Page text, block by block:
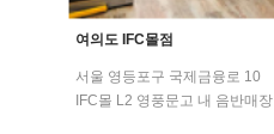
여의도 IFC몰점
서울 영등포구 국제금융로 10
IFC몰 L2 영풍문고 내 음반매장